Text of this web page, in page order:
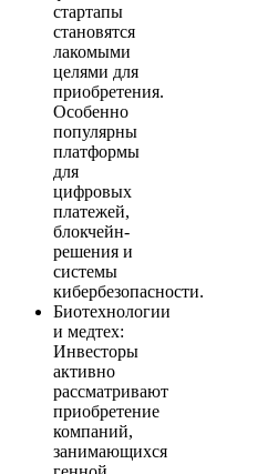
стартапы
становятся
лакомыми
целями для
приобретения.
Особенно
популярны
платформы
для
цифровых
платежей,
блокчейн-
решения и
системы
кибербезопасности.
Биотехнологии
и медтех:
Инвесторы
активно
рассматривают
приобретение
компаний,
занимающихся